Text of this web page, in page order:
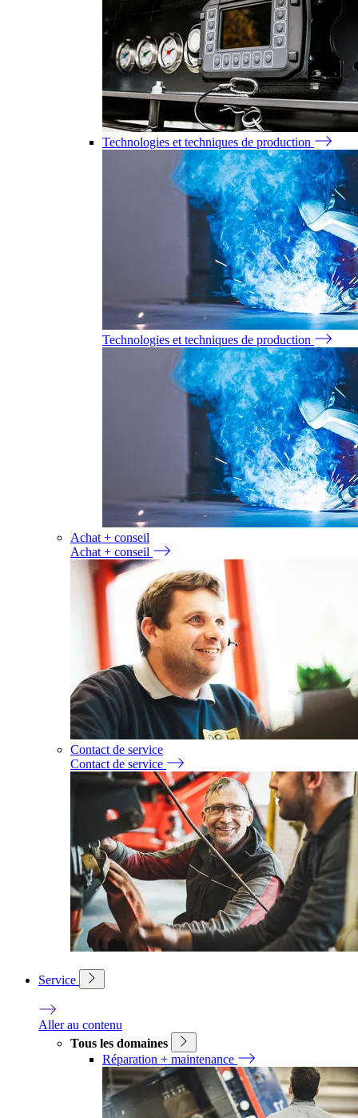
Technologies et techniques de production
Technologies et techniques de production
Achat + conseil
Achat + conseil
Contact de service
Contact de service
Service
Aller au contenu
Tous les domaines
Réparation + maintenance